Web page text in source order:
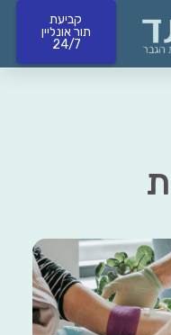
קביעת
תור אונליין
24/7